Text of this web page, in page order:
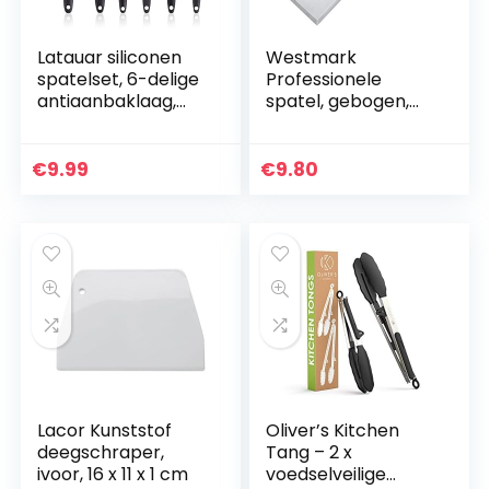
Latauar siliconen
spatelset, 6-delige
antiaanbaklaag,
met roestvrijstalen
€9.99
Westmark
Professionele
spatel, gebogen,
x 11,5 cm, lengte: 28
€9.80
Lacor Kunststof
deegschraper,
ivoor, 16 x 11 x 1 cm
Oliver’s Kitchen
Tang – 2 x
voedselveilige